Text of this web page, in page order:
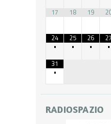
17
18 19
24
•
25
•
26
•
27
•
31
•
RADIOSPAZIO